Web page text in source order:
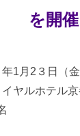
を開催
1月2３日（
ヤルホテル京